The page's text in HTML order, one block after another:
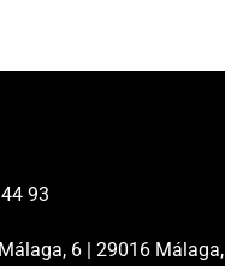
93
6 | 29016 Málaga,